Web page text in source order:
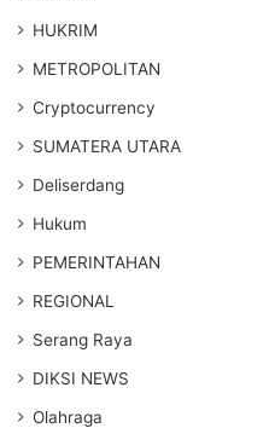
HUKRIM
METROPOLITAN
Cryptocurrency
SUMATERA UTARA
Deliserdang
Hukum
PEMERINTAHAN
REGIONAL
Serang Raya
DIKSI NEWS
Olahraga